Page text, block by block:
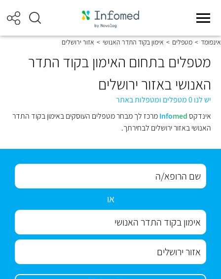
אינפומד > מטפלים > אימון בקוד התדר האנושי > אזור ירושלים
מטפלים בתחום האימון בקוד התדר
האנושי באזור ירושלים
יש לנו 0 מטפלים ומטפלות באתר
אינדקס
Infomed
מרכז לך מבחר מטפלים העוסקים באימון בקוד התדר
האנושי באזור ירושלים לבחירתך.
או